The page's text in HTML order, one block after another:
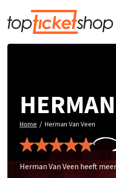
Home / Herman Van Veen
Herman Van Veen heeft